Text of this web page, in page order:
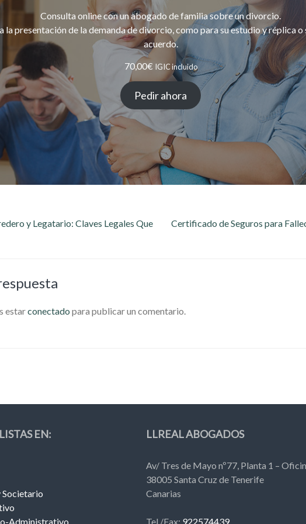
Consulta online con un abogado de familia sobre un divorcio.
la presentación de la demanda de divorcio, como para su estudio y réplica o
acuerdo.
70,00€ IGIC incluido
Pedir ahora
y Legatario: Claves Legales Que
Certificado de Seguros para
estarconectado para publicar un comentario.
EN:
Administrativo
LLREAL ABOGADOS
Av/ Tres de Mayo nº77, Planta 1 –
38005 Santa Cruz de Tenerife
Canarias
Tel./Fax: 922574439